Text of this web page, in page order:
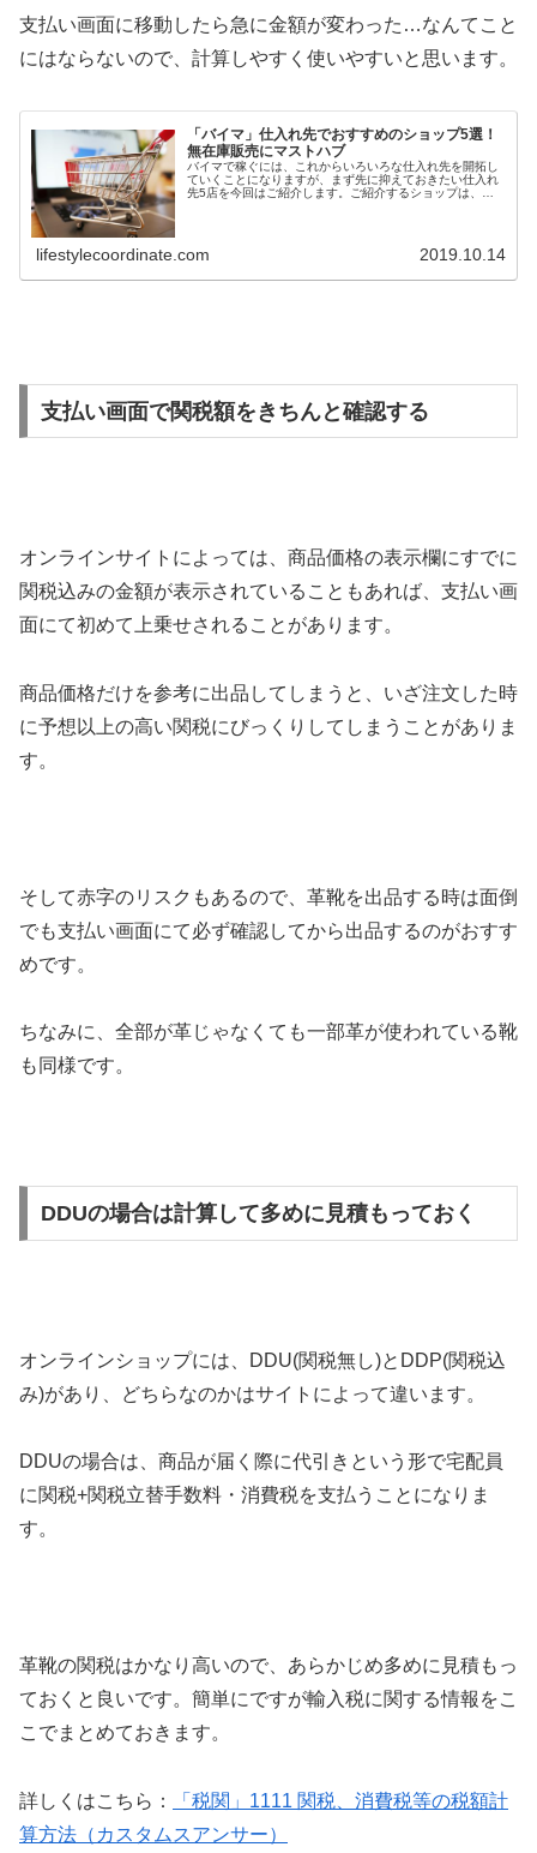
支払い画面に移動したら急に金額が変わった…なんてこと
にはならないので、計算しやすく使いやすいと思います。
「バイマ」仕入れ先でおすすめのショップ5選！
無在庫販売にマストハブ
バイマで稼ぐには、これからいろいろな仕入れ先を開拓し
ていくことになりますが、まず先に抑えておきたい仕入れ
先5店を今回はご紹介します。ご紹介するショップは、ど
lifestylecoordinate.com 2019.10.14
支払い画面で関税額をきちんと確認する
オンラインサイトによっては、商品価格の表示欄にすでに
関税込みの金額が表示されていることもあれば、支払い画
面にて初めて上乗せされることがあります。
商品価格だけを参考に出品してしまうと、いざ注文した時
に予想以上の高い関税にびっくりしてしまうことがありま
す。
そして赤字のリスクもあるので、革靴を出品する時は面倒
でも支払い画面にて必ず確認してから出品するのがおすす
めです。
ちなみに、全部が革じゃなくても一部革が使われている靴
も同様です。
DDUの場合は計算して多めに見積もっておく
オンラインショップには、DDU(関税無し)とDDP(関税込
み)があり、どちらなのかはサイトによって違います。
DDUの場合は、商品が届く際に代引きという形で宅配員
に関税+関税立替手数料・消費税を支払うことになりま
す。
革靴の関税はかなり高いので、あらかじめ多めに見積もっ
ておくと良いです。簡単にですが輸入税に関する情報をこ
こでまとめておきます。
詳しくはこちら：
「税関」1111 関税、消費税等の税額計
算方法（カスタムスアンサー）